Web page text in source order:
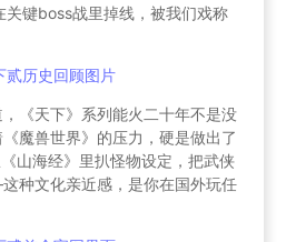
关键boss战里掉线，被我们戏称
《天下》系列能火二十年不是没
魔兽世界》的压力，硬是做出了
山海经》里扒怪物设定，把武侠
种文化亲近感，是你在国外玩任